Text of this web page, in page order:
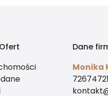
Dane
Monika